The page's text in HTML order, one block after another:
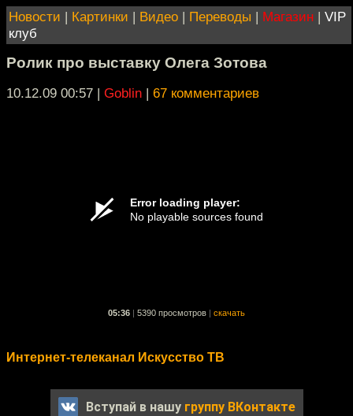
Новости | Картинки | Видео | Переводы | Магазин | VIP
клуб
Ролик про выставку Олега Зотова
10.12.09 00:57 | Goblin | 67 комментариев
05:36 5390 просмотров скачать
Интернет-телеканал Искусство ТВ
Вступай в нашу группу ВКонтакте